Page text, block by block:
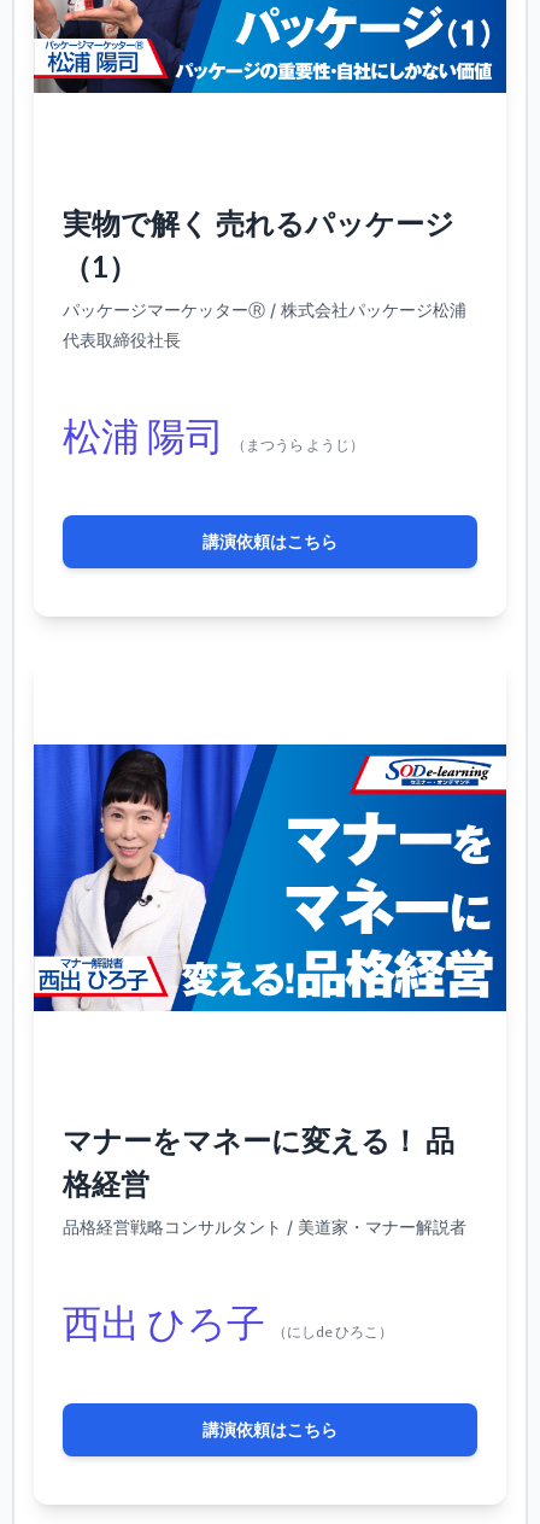
実物で解く 売れるパッケージ
（1）
パッケージマーケッターⓇ / 株式会社パッケージ松浦
代表取締役社長
松浦 陽司 （まつうら ようじ）
講演依頼はこちら
マナーをマネーに変える！ 品
格経営
品格経営戦略コンサルタント / 美道家・マナー解説者
西出 ひろ子 （にしde ひろこ）
講演依頼はこちら